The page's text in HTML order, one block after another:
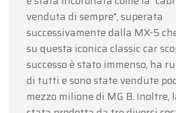
venduta di sempre", superata
successivamente dalla MX-5
su questa iconica classic car
successo è stato immenso, ha
di tutti e sono state vendute
mezzo milione di MG B. Inoltre,